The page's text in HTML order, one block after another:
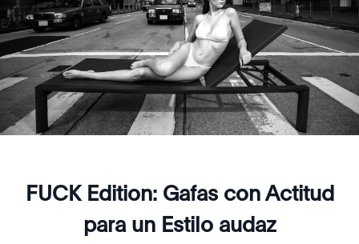
FUCK Edition: Gafas con Actitud
para un Estilo audaz